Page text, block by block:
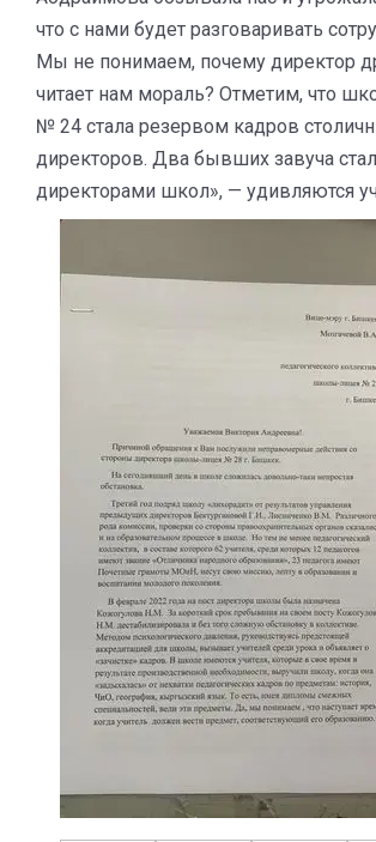
что с нами будет разговаривать
Мы не понимаем, почему директор
читает нам мораль? Отметим, что
№ 24 стала резервом кадров
директоров. Два бывших завуча
директорами школ», — удивляются